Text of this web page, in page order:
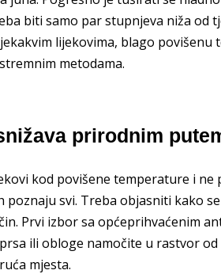
biti samo par stupnjeva niža od
lijekovima, blago
metodama.
prirodnim
kod povišene temperature i ne
svi. Treba objasniti kako
Prvi izbor sa općeprihvaćenim
ili obloge namočite u rastvor
mjesta.